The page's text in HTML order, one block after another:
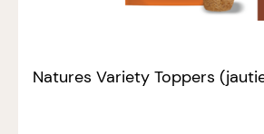
Natures Variety Toppers